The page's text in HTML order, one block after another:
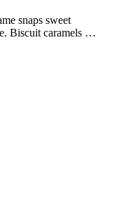
snaps sweet
Biscuit caramels …